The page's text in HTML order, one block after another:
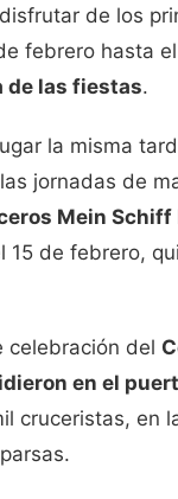
de los
febrero hasta
de las fiestas.
la misma
jornadas de
Mein Schiff
15 de febrero,
celebración del
en el
cruceristas, en